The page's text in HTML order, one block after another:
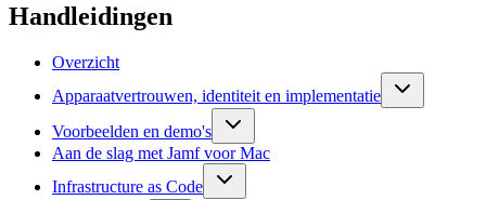
Handleidingen
Overzicht
Apparaatvertrouwen, identiteit en implementatie
Voorbeelden en demo's
Aan de slag met Jamf voor Mac
Infrastructure as Code